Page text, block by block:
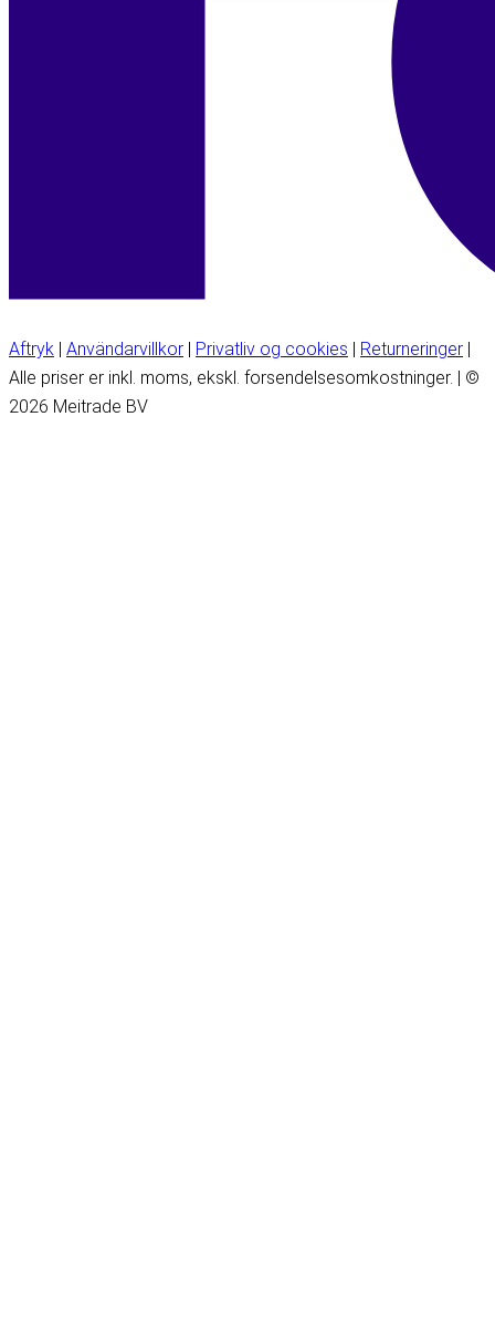
Aftryk | Användarvillkor | Privatliv og cookies | Returneringer |
Alle priser er inkl. moms, ekskl. forsendelsesomkostninger. | ©
2026 Meitrade BV